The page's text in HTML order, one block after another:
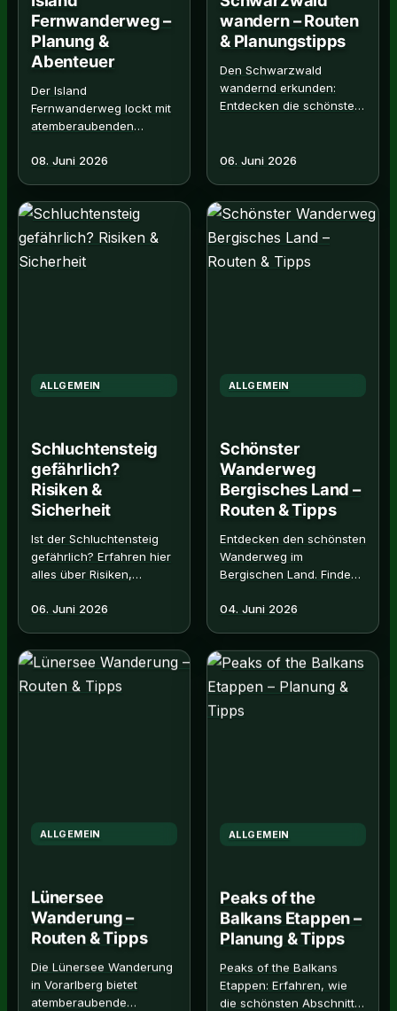
Fernwanderweg –
Planung &
Abenteuer
Der Island
Fernwanderweg lockt mit
atemberaubenden
erfahren alles Wichtige
08. Juni 2026
wandern – Routen
& Planungstipps
Den Schwarzwald
wandernd erkunden:
Entdecken die schönsten
einzigartige Natur der
06. Juni 2026
ALLGEMEIN
Schluchtensteig
gefährlich?
Risiken &
Sicherheit
Ist der Schluchtensteig
gefährlich? Erfahren hier
alles über Risiken,
richtige Vorbereitung für
06. Juni 2026
ALLGEMEIN
Schönster
Wanderweg
Bergisches Land –
Routen & Tipps
Entdecken den schönsten
Wanderweg im
Bergischen Land. Finden
die besten Erlebnisse für
04. Juni 2026
ALLGEMEIN
Lünersee
Wanderung –
Routen & Tipps
Die Lünersee Wanderung
in Vorarlberg bietet
atemberaubende
ALLGEMEIN
Peaks of the
Balkans Etappen –
Planung & Tipps
Peaks of the Balkans
Etappen: Erfahren, wie
die schönsten Abschnitte